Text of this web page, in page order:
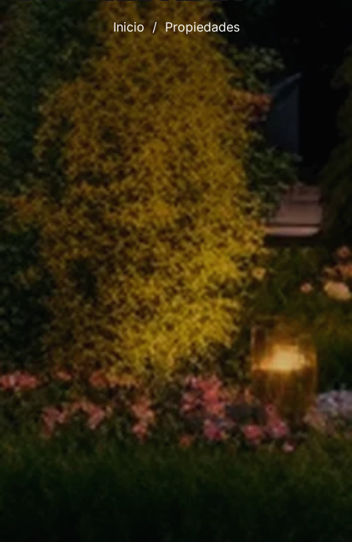
Inicio / Propiedades